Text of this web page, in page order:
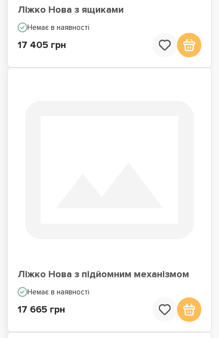
Ліжко Нова з ящиками
Немає в наявності
17 405 грн
Ліжко Нова з підйомним механізмом
Немає в наявності
17 665 грн